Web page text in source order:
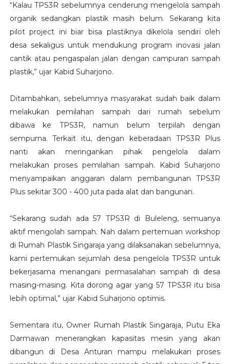
“Kalau TPS3R sebelumnya cenderung mengelola sampah
organik sedangkan plastik masih belum. Sekarang kita
pilot project ini biar bisa plastiknya dikelola sendiri oleh
desa sekaligus untuk mendukung program inovasi jalan
cantik atau pengaspalan jalan dengan campuran sampah
plastik,” ujar Kabid Suharjono.
Ditambahkan, sebelumnya masyarakat sudah baik dalam
melakukan pemilahan sampah dari rumah sebelum
dibawa ke TPS3R, namun belum terpilah dengan
sempurna. Terkait itu, dengan keberadaan TPS3R Plus
nanti akan meringankan pihak pengelola dalam
melakukan proses pemilahan sampah. Kabid Suharjono
menyampaikan anggaran dalam pembangunan TPS3R
Plus sekitar 300 - 400 juta pada alat dan bangunan.
“Sekarang sudah ada 57 TPS3R di Buleleng, semuanya
aktif mengolah sampah. Nah dalam pertemuan workshop
di Rumah Plastik Singaraja yang dilaksanakan sebelumnya,
kami pertemukan sejumlah desa pengelola TPS3R untuk
bekerjasama menangani permasalahan sampah di desa
masing-masing. Kita dorong agar yang 57 TPS3R itu bisa
lebih optimal,” ujar Kabid Suharjono optimis.
Sementara itu, Owner Rumah Plastik Singaraja, Putu Eka
Darmawan menerangkan kapasitas mesin yang akan
dibangun di Desa Anturan mampu melakukan proses